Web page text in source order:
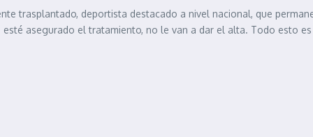
trasplantado, deportista destacado a nivel nacional, que
asegurado el tratamiento, no le van a dar el alta. Todo esto